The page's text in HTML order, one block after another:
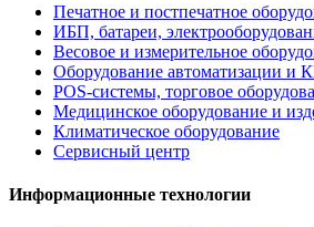
Печатное и постпечатное
ИБП, батареи,
Весовое и измерительное
Оборудование автоматизации и
POS-системы, торговое
Медицинское оборудование и
Климатическое оборудование
Сервисный центр
Информационные технологии